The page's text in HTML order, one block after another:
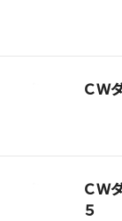
ＣＷ
ＣＷ
５